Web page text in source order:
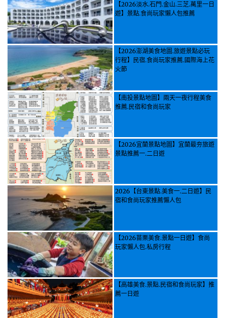
【2026淡水.石門.金山.三芝.萬里一日
遊】景點.食尚玩家懶人包推薦
【2026澎湖美食地圖.旅遊景點必玩
行程】民宿.食尚玩家推薦.國際海上花
火節
【南投景點地圖】兩天一夜行程美食
推薦.民宿和食尚玩家
【2026宜蘭景點地圖】宜蘭最夯旅遊
景點推薦一.二日遊
2026【台東景點.美食一.二日遊】民
宿和食尚玩家推薦懶人包
【2026苗栗美食.景點一日遊】食尚
玩家懶人包.私房行程
【高雄美食.景點.民宿和食尚玩家】推
薦一日遊